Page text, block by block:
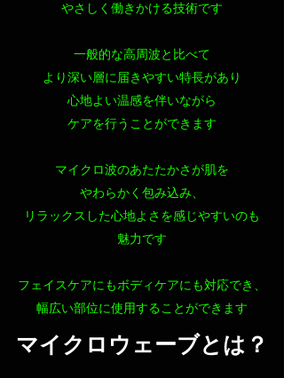
やさしく働きかける技術です
一般的な高周波と比べて
より深い層に届きやすい特長があり
心地よい温感を伴いながら
ケアを行うことができます
マイクロ波のあたたかさが肌を
やわらかく包み込み、
リラックスした心地よさを感じやすいのも
魅力です
フェイスケアにもボディケアにも対応でき、
幅広い部位に使用することができます
マイクロウェーブとは？